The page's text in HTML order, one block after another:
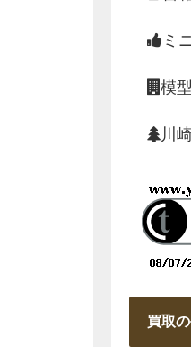
ミ
模
川
買取